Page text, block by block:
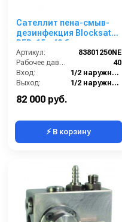
Сателлит пена-смыв-
дезинфекция Blocksat
RFD, 15 - 40 бар, вход
1/2ш, выход 1/2 ш
Артикул:
83801250NE
Рабочее давление (бар):
40
Вход:
1/2 наружняя резьба
Выход:
1/2 наружняя резьба
82 000 руб.
⚡ В корзину